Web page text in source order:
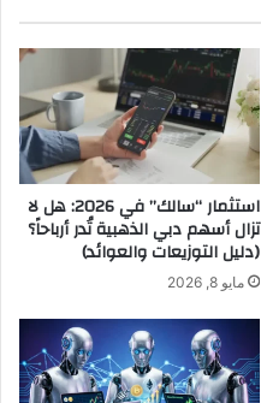
استثمار “سالك” في 2026: هل لا
تزال أسهم دبي الذهبية تُدر أرباحاً؟
(دليل التوزيعات والعوائد)
مايو 8, 2026